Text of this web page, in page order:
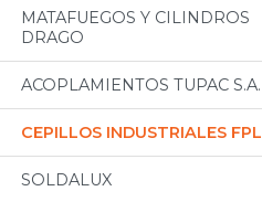
MATAFUEGOS Y CILINDROS
DRAGO
ACOPLAMIENTOS TUPAC S.A.
CEPILLOS INDUSTRIALES FPL
SOLDALUX